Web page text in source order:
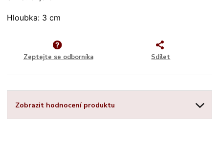
Hloubka: 3 cm
Zeptejte se odborníka Sdílet
Zobrazit hodnocení produktu